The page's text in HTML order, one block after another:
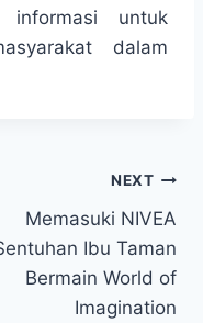
informasi untuk
dalam
NEXT
Memasuki NIVEA
Ibu Taman
Bermain World of
Imagination